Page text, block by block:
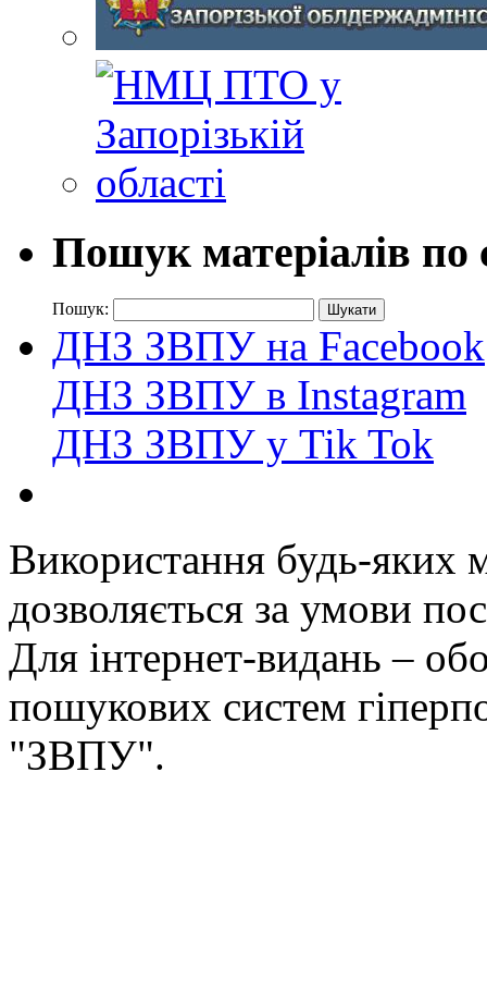
Пошук матеріалів по
Пошук:
ДНЗ ЗВПУ на Facebook
ДНЗ ЗВПУ в Instagram
ДНЗ ЗВПУ у Tik Tok
Використання будь-яких
дозволяється за умови
Для інтернет-видань –
пошукових систем
"ЗВПУ".